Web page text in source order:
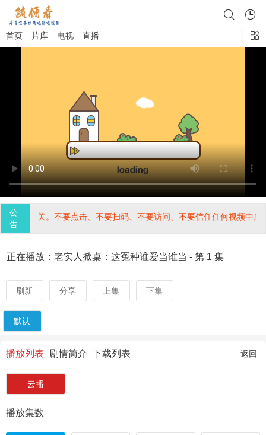
首页 片库 电视 直播
公
告
本站无关。不要点击、不要扫码、不要访问、不要信任任何视频中广
正在播放：老实人掀桌：这冤种谁爱当谁当 - 第 1 集
刷新 分享 上集 下集
默认
播放列表 剧情简介 下载列表 返回
云播
播放集数